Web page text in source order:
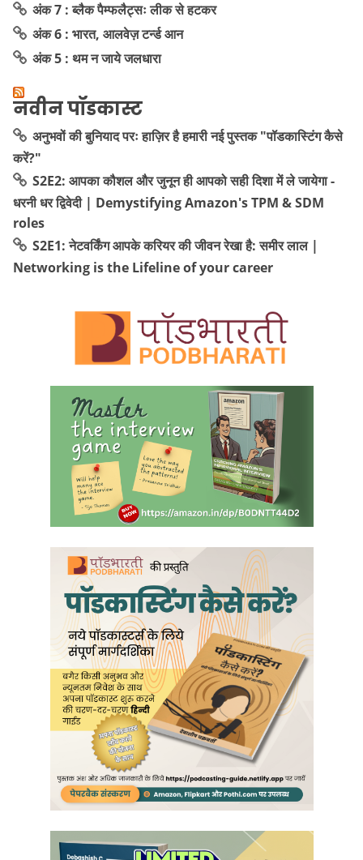
अंक 7 : ब्लैक पैम्फलैट्सः लीक से हटकर
अंक 6 : भारत, आलवेज़ टर्न्ड आन
अंक 5 : थम न जाये जलधारा
नवीन पॉडकास्ट
अनुभवों की बुनियाद परः हाज़िर है हमारी नई पुस्तक "पॉडकास्टिंग कैसे
करें?"
S2E2: आपका कौशल और जुनून ही आपको सही दिशा में ले जायेगा -
धरनी धर द्विवेदी | Demystifying Amazon's TPM & SDM
roles
S2E1: नेटवर्किंग आपके करियर की जीवन रेखा है: समीर लाल |
Networking is the Lifeline of your career